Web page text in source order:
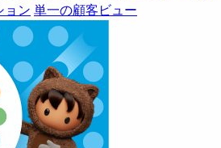
ョン 単一の顧客ビュー